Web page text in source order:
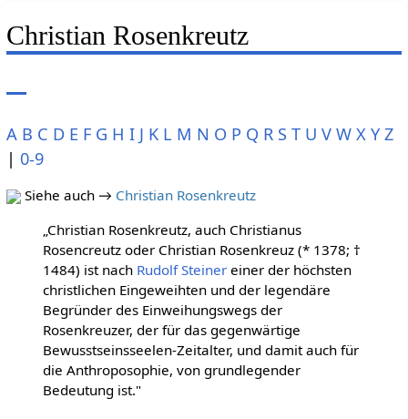
Christian Rosenkreutz
A B C D E F G H I J K L M N O P Q R S T U V W X Y Z
| 0-9
Siehe auch → Christian Rosenkreutz
„Christian Rosenkreutz, auch Christianus
Rosencreutz oder Christian Rosenkreuz (* 1378; †
1484) ist nach Rudolf Steinereiner der höchsten
christlichen Eingeweihten und der legendäre
Begründer des Einweihungswegs der
Rosenkreuzer, der für das gegenwärtige
Bewusstseinsseelen-Zeitalter, und damit auch für
die Anthroposophie, von grundlegender
Bedeutung ist."